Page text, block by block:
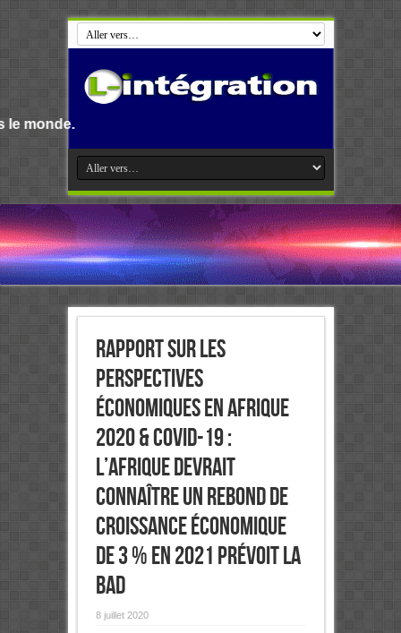
Rapport sur les
Perspectives
économiques en Afrique
2020 & COVID-19 :
L’Afrique devrait
connaître un rebond de
croissance économique
de 3 % en 2021 prévoit la
BAD
8 juillet 2020